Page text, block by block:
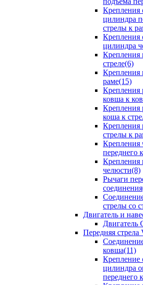
Крепления
цилиндра
стрелы к
Крепления
цилиндра
Крепления
стреле(6)
Крепления
раме(15)
Крепления
ковша к
Крепления
коша к
Крепления
стрелы к
Крепления
переднего
Крепления
челюсти(8)
Рычаги
стрелы со
Двигатель и
Двигатель
Передняя
ковша(11)
Крепление
цилиндра
переднего